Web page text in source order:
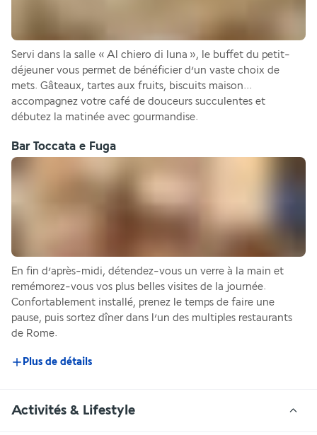
Servi dans la salle « Al chiero di luna », le buffet du petit-
déjeuner vous permet de bénéficier d’un vaste choix de
mets. Gâteaux, tartes aux fruits, biscuits maison...
accompagnez votre café de douceurs succulentes et
débutez la matinée avec gourmandise.
Bar Toccata e Fuga
En fin d’après-midi, détendez-vous un verre à la main et
remémorez-vous vos plus belles visites de la journée.
Confortablement installé, prenez le temps de faire une
pause, puis sortez dîner dans l’un des multiples restaurants
de Rome.
Plus de détails
Activités & Lifestyle